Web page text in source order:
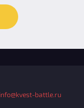
info@kvest-battle.ru